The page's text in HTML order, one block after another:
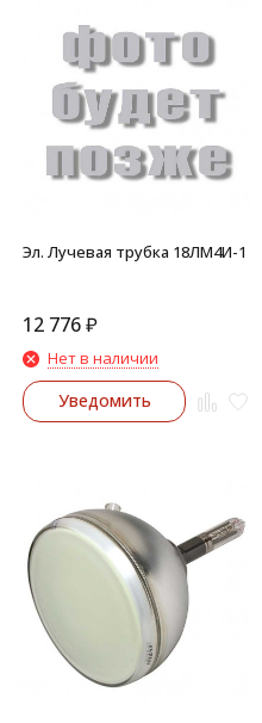
Эл. Лучевая трубка 18ЛМ4И-1
12 776₽
Нет в наличии
Уведомить